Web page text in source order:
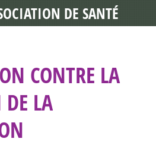
CONTRE LA
DE LA
DE SANTÉ